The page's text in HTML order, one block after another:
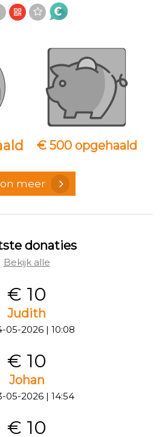
€ 500 opgehaald
meer
donaties
Bekijk alle
€ 10
Judith
05-2026 | 10:08
€ 10
Johan
05-2026 | 14:54
€ 10